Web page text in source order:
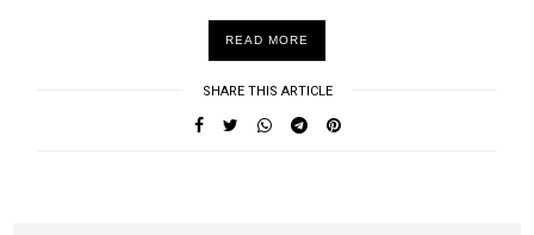
READ MORE
SHARE THIS ARTICLE